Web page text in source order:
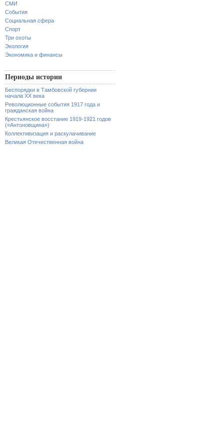
СМИ
События
Социальная сфера
Спорт
Три охоты
Экология
Экономика и финансы
Периоды истории
Беспорядки в Тамбовской губернии
начала XX века
Революционные события 1917 года и
гражданская война
Крестьянское восстание 1919-1921 годов
(«Антоновщина»)
Коллективизация и раскулачивание
Великая Отечественная война